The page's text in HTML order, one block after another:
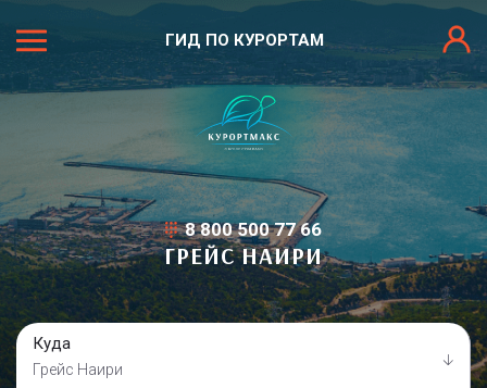
ГИД ПО КУРОРТАМ
8 800 500 77 66
ГРЕЙС НАИРИ
Куда
Грейс Наири